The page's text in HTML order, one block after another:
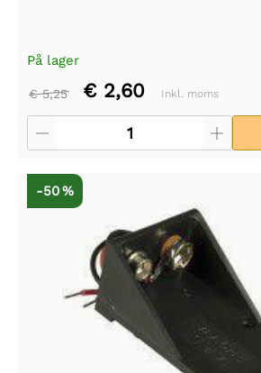
På lager
€ 5,25 € 2,60 Inkl. moms
-50 %